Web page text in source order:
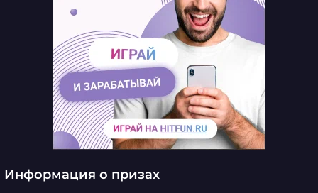
Информация о призах